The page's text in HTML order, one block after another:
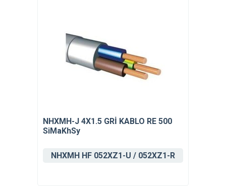
NHXMH-J 4X1.5 GRİ KABLO RE 500
SiMaKhSy
NHXMH HF 052XZ1-U / 052XZ1-R